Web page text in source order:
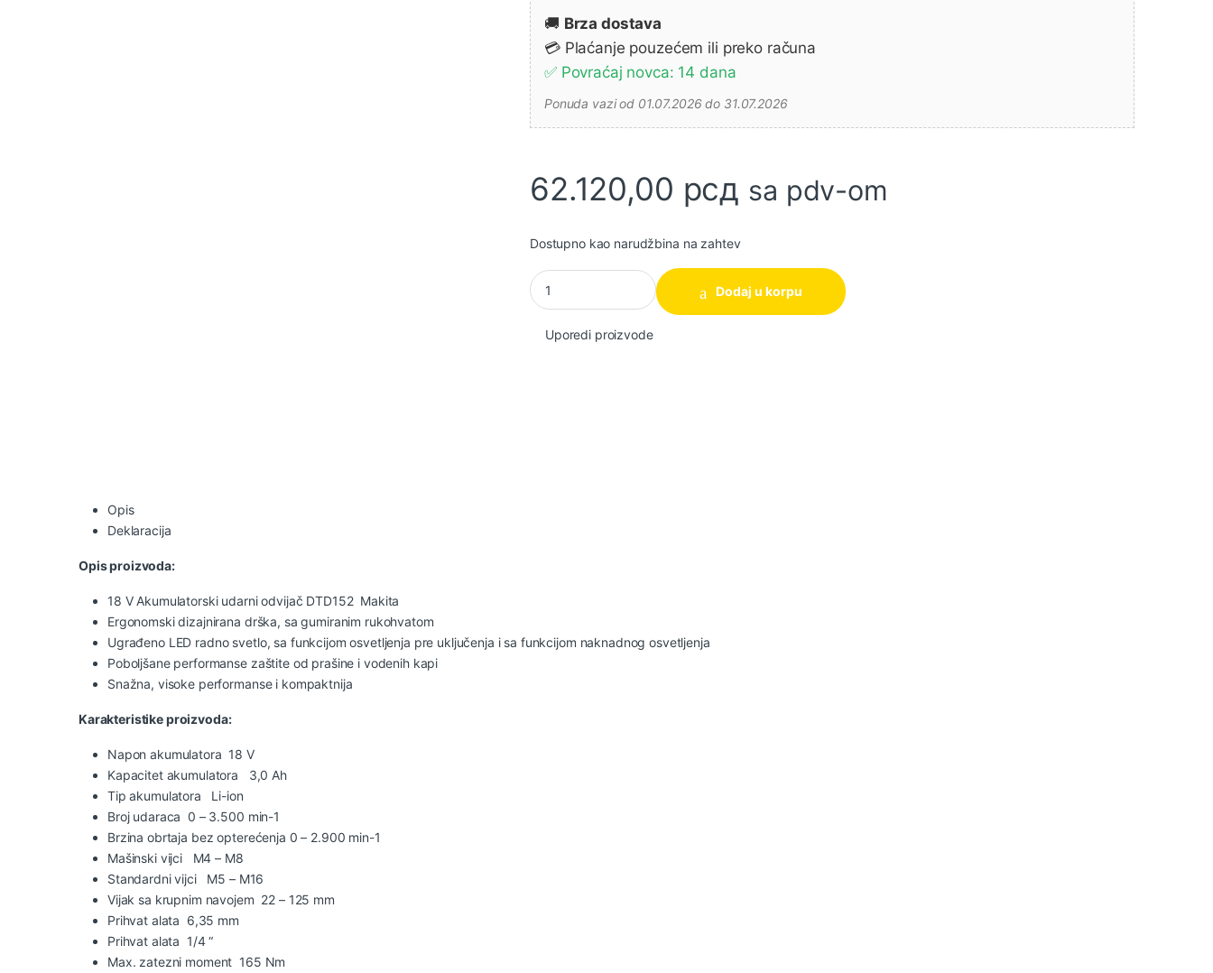
🚚 Brza dostava
💳 Plaćanje pouzećem ili preko računa
✅ Povraćaj novca: 14 dana
Ponuda vazi od 01.07.2026 do 31.07.2026
62.120,00 рсд sa pdv-om
Dostupno kao narudžbina na zahtev
Set alata sa 3 baterije DLX2131JX1 MAKITA količina
Dodaj u korpu
Uporedi proizvode
Opis
Deklaracija
Opis proizvoda:
18 V Akumulatorski udarni odvijač DTD152 Makita
Ergonomski dizajnirana drška, sa gumiranim rukohvatom
Ugrađeno LED radno svetlo, sa funkcijom osvetljenja pre uključenja i sa funkcijom naknadnog osvetljenja
Poboljšane performanse zaštite od prašine i vodenih kapi
Snažna, visoke performanse i kompaktnija
Karakteristike proizvoda:
Napon akumulatora 18 V
Kapacitet akumulatora 3,0 Ah
Tip akumulatora Li-ion
Broj udaraca 0 – 3.500 min-1
Brzina obrtaja bez opterećenja 0 – 2.900 min-1
Mašinski vijci M4 – M8
Standardni vijci M5 – M16
Vijak sa krupnim navojem 22 – 125 mm
Prihvat alata 6,35 mm
Prihvat alata 1/4 “
Max. zatezni moment 165 Nm